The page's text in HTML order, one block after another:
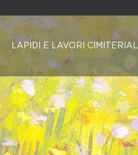
LAPIDI E LAVORI CIMITERIALI